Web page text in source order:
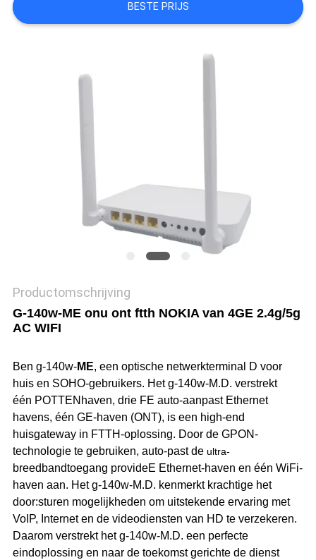
PRIVACY
BESTE PRIJS
Productomschrijving
G-140w-ME onu ont ftth NOKIA van 4GE 2.4g/5g
AC WIFI
Ben g-140w-ME, een optische netwerkterminal D voor
huis en SOHO-gebruikers. Het g-140w-M.D. verstrekt
één POTTENhaven, drie FE auto-aanpast Ethernet
havens, één GE-haven (ONT), is een high-end
huisgateway in FTTH-oplossing. Door de GPON-
technologie te gebruiken, auto-past deultra-
breedbandtoegang provideE Ethernet-haven en één WiFi-
haven aan. Het g-140w-M.D. kenmerkt krachtige het
door:sturen mogelijkheden om uitstekende ervaring met
VoIP, Internet en de videodiensten van HD te verzekeren.
Daarom verstrekt het g-140w-M.D. een perfecte
eindoplossing en naar de toekomst gerichte de dienst